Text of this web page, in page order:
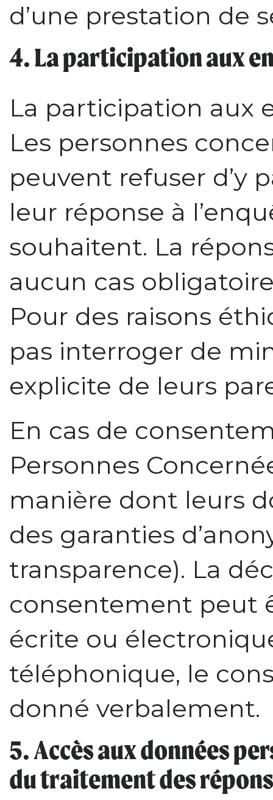
d’une prestation de
4. La participation aux
La participation aux
Les personnes
peuvent refuser d’y
leur réponse à
souhaitent. La
aucun cas
Pour des raisons
pas interroger de
explicite de leurs
En cas de
Personnes
manière dont leurs
des garanties
transparence). La
consentement peut
écrite ou
téléphonique, le
donné verbalement.
5. Accès aux données
du traitement des